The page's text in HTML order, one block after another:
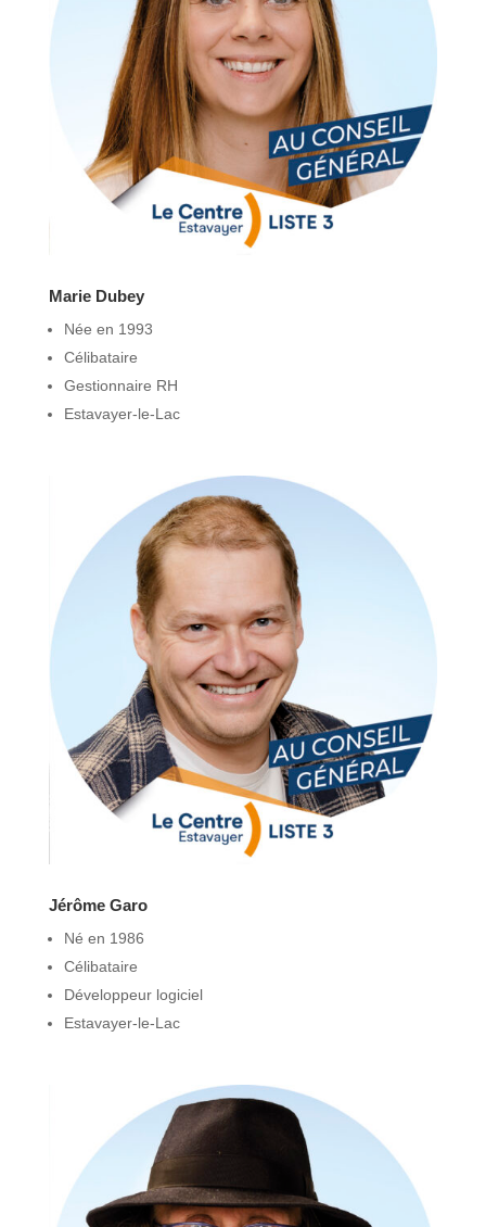
Marie Dubey
Née en 1993
Célibataire
Gestionnaire RH
Estavayer-le-Lac
Jérôme Garo
Né en 1986
Célibataire
Développeur logiciel
Estavayer-le-Lac